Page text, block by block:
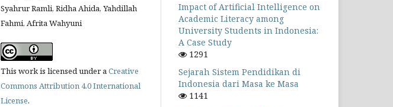
Syahrur Ramli, Ridha Ahida, Yahdillah
Fahmi, Afrita Wahyuni
This work is licensed under aCreative
Commons Attribution 4.0 International
License.
Impact of Artificial Intelligence on
Academic Literacy among
University Students in Indonesia:
A Case Study
1291
Sejarah Sistem Pendidikan di
Indonesia dari Masa ke Masa
1141